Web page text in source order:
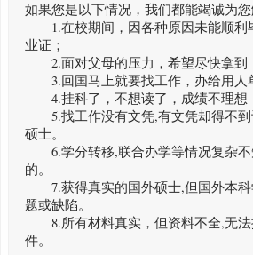
如果您是以下情况，我们都能竭诚为
1.在校期间，因各种原因未能顺利
业证；
2.面对父母的压力，希望尽快
3.回国马上就要找工作，办给用
4.挂科了，不想读了，成绩不理想
5.找工作没有文凭,有文凭却得不到
硕士。
6.学分转移,联合办学等情况复杂不
的。
7.获得真实的国外硕士,但国外本科
题或缺陷。
8.所有材料真实，但资料不全,无法
件。